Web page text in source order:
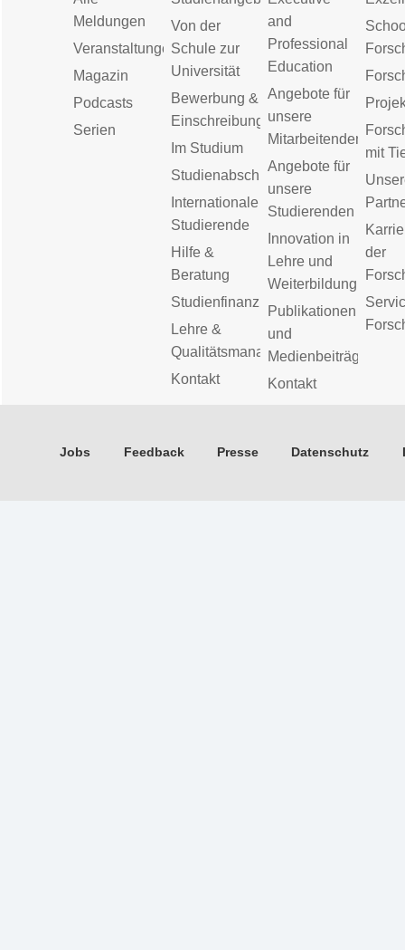
Meldungen
Veranstaltungen
Magazin
Podcasts
Serien
Von der
Schule zur
Universität
Bewerbung &
Einschreibung
Im Studium
Studienabschluss
Internationale
Studierende
Hilfe &
Beratung
Studienfinanzierung
Lehre &
Qualitätsmanagement
Kontakt
and
Professional
Education
Angebote für
unsere
Mitarbeitenden
Angebote für
unsere
Studierenden
Innovation in
Lehre und
Weiterbildung
Publikationen
und
Medienbeiträge
Kontakt
mit
der
Jobs Feedback Presse Datenschutz